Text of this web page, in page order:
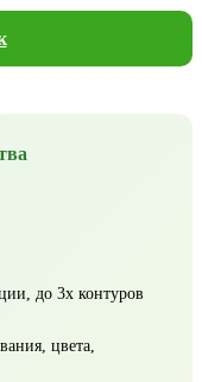
до 3х контуров
цвета,